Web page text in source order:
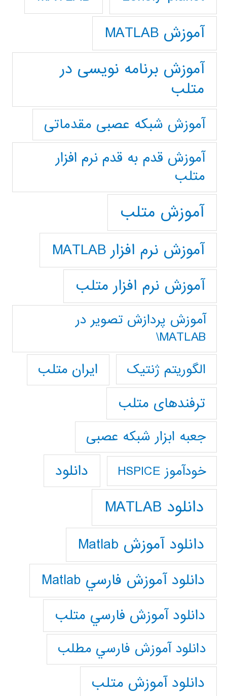
آموزش MATLAB
آموزش برنامه نویسی در
متلب
آموزش شبکه عصبی مقدماتی
آموزش قدم به قدم نرم افزار
متلب
آموزش متلب
آموزش نرم افزار MATLAB
آموزش نرم افزار متلب
آموزش پردازش تصوير در
MATLAB\
الگوریتم ژنتیک
ایران متلب
ترفندهای متلب
جعبه ابزار شبکه عصبی
خودآموز HSPICE دانلود
دانلود MATLAB
دانلود آموزش Matlab
دانلود آموزش فارسي Matlab
دانلود آموزش فارسي متلب
دانلود آموزش فارسي مطلب
دانلود آموزش متلب